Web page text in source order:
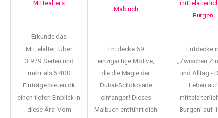
Mittealters
Malbuch
Burgen
Erkunde das
Mittelalter: Über
3.979 Seiten und
mehr als 6.400
Einträge bieten dir
einen tiefen Einblick in
diese Ära. Vom
Entdecke 69
einzigartige Motive,
die die Magie der
Dubai-Schokolade
einfangen! Dieses
Malbuch entführt dich
Entdecke
„Zwischen
und Alltag -
Leben auf
Burgen“ auf